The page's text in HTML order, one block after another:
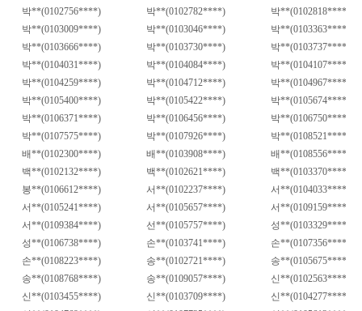
박**(0102756****) 박**(0102782****) 박**(0102818****)
박**(0103009****) 박**(0103046****) 박**(0103363****)
박**(0103666****) 박**(0103730****) 박**(0103737****)
박**(0104031****) 박**(0104084****) 박**(0104107****)
박**(0104259****) 박**(0104712****) 박**(0104967****)
박**(0105400****) 박**(0105422****) 박**(0105674****)
박**(0106371****) 박**(0106456****) 박**(0106750****)
박**(0107575****) 박**(0107926****) 박**(0108521****)
배**(0102300****) 배**(0103908****) 배**(0108556****)
백**(0102132****) 백**(0102621****) 백**(0103370****)
봉**(0106612****) 서**(0102237****) 서**(0104033****)
서**(0105241****) 서**(0105657****) 서**(0109159****)
서**(0109384****) 선**(0105757****) 성**(0103329****)
성**(0106738****) 손**(0103741****) 손**(0107356****)
손**(0108223****) 송**(0102721****) 송**(0105675****)
송**(0108768****) 송**(0109057****) 신**(0102563****)
신**(0103455****) 신**(0103709****) 신**(0104277****)